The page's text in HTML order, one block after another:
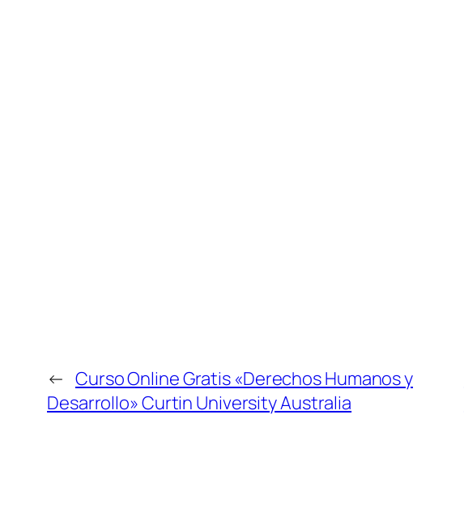
← Curso Online Gratis «Derechos Humanos y
Desarrollo» Curtin University Australia